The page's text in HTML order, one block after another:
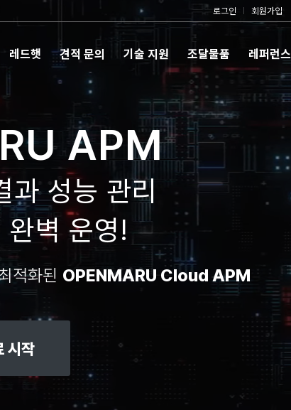
로그인 회원가입
레드햇 견적 문의 기술 지원 조달물품 레퍼런스
APM
과 성능 관리
완벽 운영!
적화된 OPENMARU Cloud APM
시작